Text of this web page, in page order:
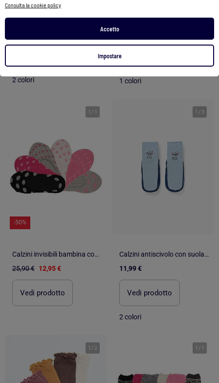
Consulta la cookie policy
Accetto
Impostare
Confezione di 6 Calzini Bambina PEPPA PIG
2 colori
Set di 5 paia di calzini a tinta unita
1 colori
1 / 1
-50%
Calzini invisibili bambina confezione da 6
25,90 € 12,95 €
Vedi prodotto
1 / 3
Calzini antiscivolo con suola antiscivolo e Stitch
11,99 €
Vedi prodotto
2 colori
1 / 2 1 / 1